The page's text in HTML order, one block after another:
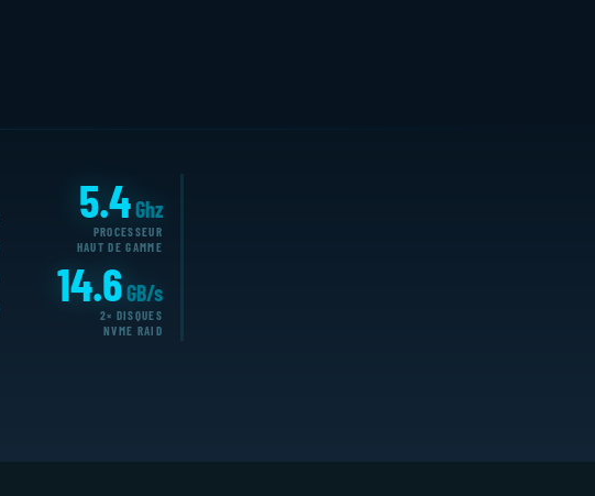
5.4Ghz
PROCESSEUR
HAUT DE GAMME
14.6GB/s
2× DISQUES
NVME RAID